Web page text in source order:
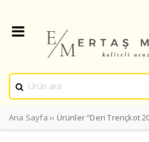
Ana Sayfa ›› Ürünler “Deri Trençkot